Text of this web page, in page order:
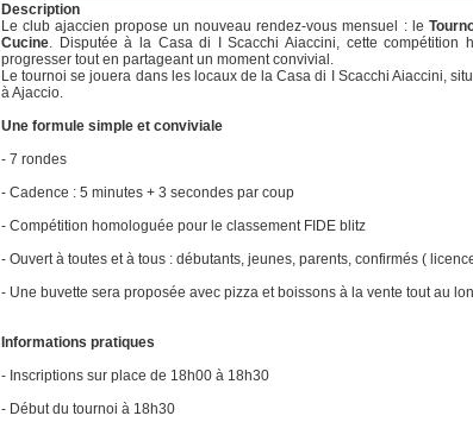
Description
Le club ajaccien propose un nouveau rendez-vous mensuel : le
Cucine. Disputée à la Casa di I Scacchi Aiaccini, cette compétition
progresser tout en partageant un moment convivial.
Le tournoi se jouera dans les locaux de la Casa di I Scacchi Aiaccini,
à Ajaccio.
Une formule simple et conviviale
- 7 rondes
- Cadence : 5 minutes + 3 secondes par coup
- Compétition homologuée pour le classement FIDE blitz
- Ouvert à toutes et à tous : débutants, jeunes, parents, confirmés (
- Une buvette sera proposée avec pizza et boissons à la vente tout au
Informations pratiques
- Inscriptions sur place de 18h00 à 18h30
- Début du tournoi à 18h30